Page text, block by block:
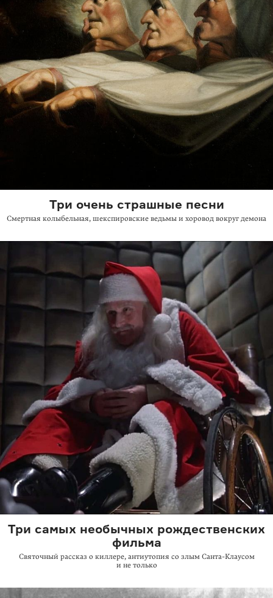
Три очень страшные песни
Смертная колыбельная, шекспировские ведьмы и хоровод вокруг демона
Три самых необычных рождественских
фильма
Святочный рассказ о киллере, антиутопия со злым Санта-Клаусом
и не только